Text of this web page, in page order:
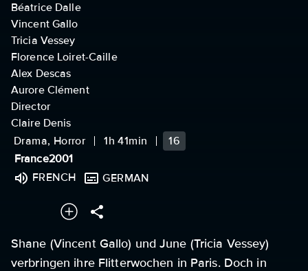
Béatrice Dalle
Vincent Gallo
Tricia Vessey
Florence Loiret-Caille
Alex Descas
Aurore Clément
Director
Claire Denis
Drama, Horror
1h 41min
16
France2001
FRENCH
GERMAN
Shane (Vincent Gallo) und June (Tricia Vessey)
verbringen ihre Flitterwochen in Paris. Doch in